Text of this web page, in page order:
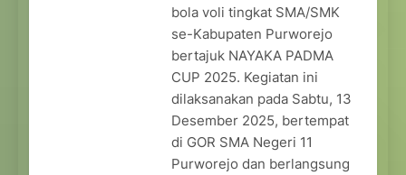
bola voli tingkat SMA/SMK
se-Kabupaten Purworejo
bertajuk NAYAKA PADMA
CUP 2025. Kegiatan ini
dilaksanakan pada Sabtu, 13
Desember 2025, bertempat
di GOR SMA Negeri 11
Purworejo dan berlangsung